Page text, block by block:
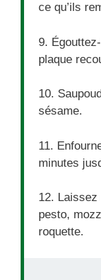
ce qu’ils
9.
plaque
10.
sésame.
11.
minutes
12.
pesto,
roquette.